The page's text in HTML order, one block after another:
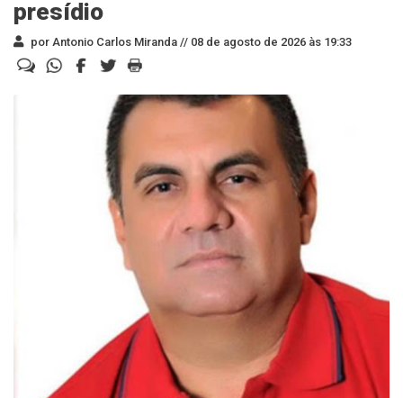
presídio
por Antonio Carlos Miranda // 08 de agosto de 2026 às 19:33